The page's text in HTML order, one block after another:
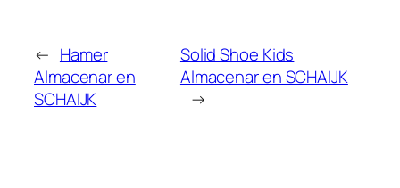
← Hamer
Almacenar en
SCHAIJK
Solid Shoe Kids
Almacenar en SCHAIJK
→